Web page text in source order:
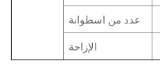
عدد من اسطوانة
الإزاحة